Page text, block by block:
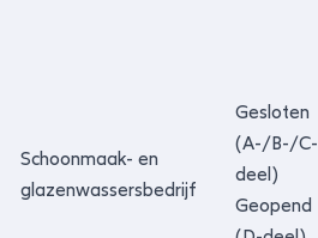
Schoonmaak- en
glazenwassersbedrijf
Gesloten
(A-/B-/C-
deel)
Geopend